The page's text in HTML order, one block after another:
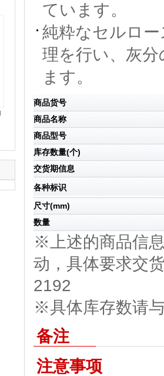
ています。
純粋なセルロ
理を行い、灰
ます。
商品货号
商品名称
商品型号
库存数量(个)
交货期信息
各种标识
尺寸(mm)
数量
※上述的商品信
动，具体要求交
2192
※具体库存数请
备注
注意事项